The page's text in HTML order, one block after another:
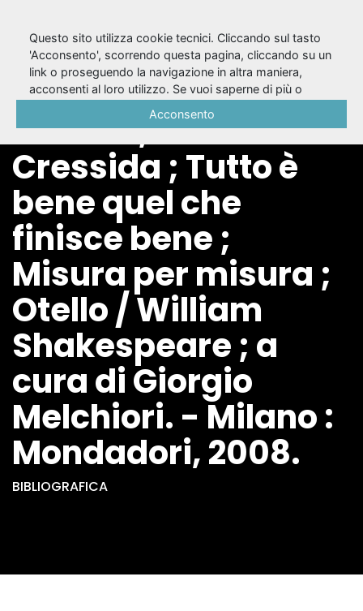
6: Giulio Cesare ;
Amleto ; Troilo e
Cressida ; Tutto è
bene quel che
finisce bene ;
Misura per misura ;
Otello / William
Shakespeare ; a
cura di Giorgio
Melchiori. - Milano :
Mondadori, 2008.
BIBLIOGRAFICA
Questo sito utilizza cookie tecnici. Cliccando sul tasto
'Acconsento', scorrendo questa pagina, cliccando su un
link o proseguendo la navigazione in altra maniera,
acconsenti al loro utilizzo. Se vuoi saperne di più o
Acconsento